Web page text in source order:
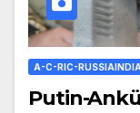
A-C-RIC-
Putin-